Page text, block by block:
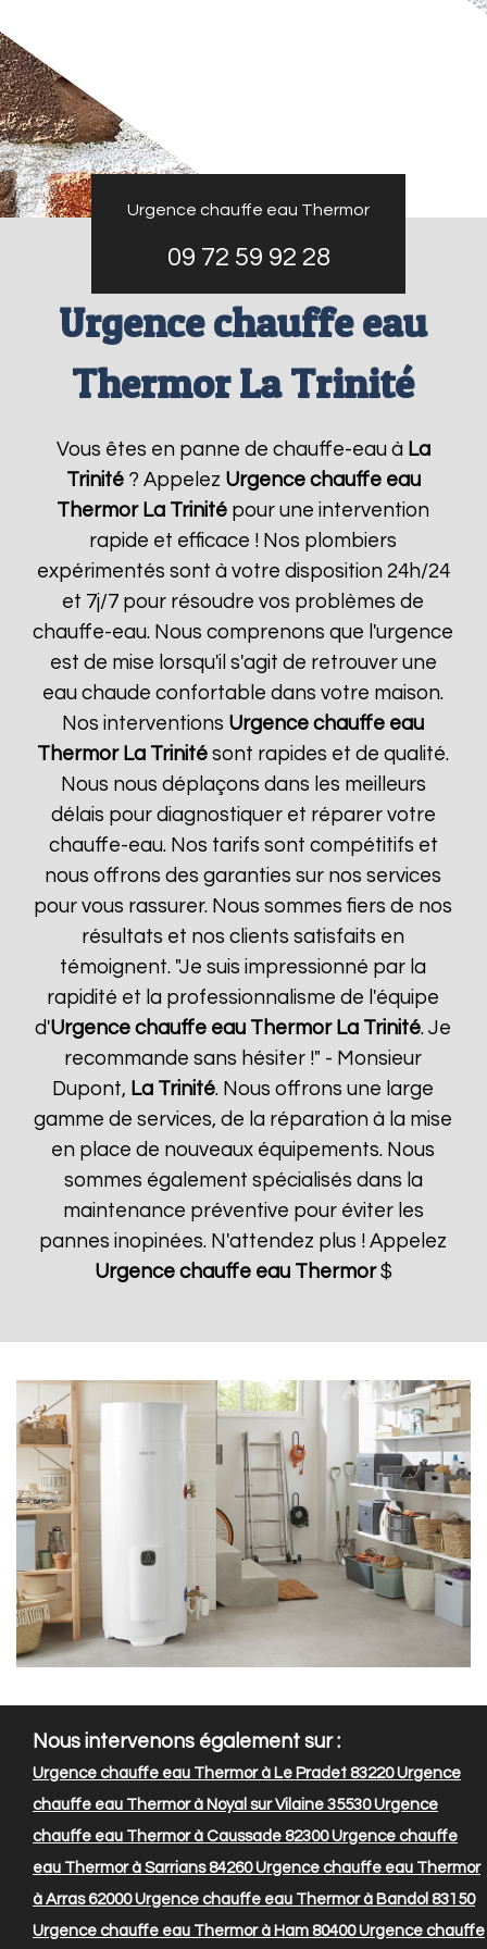
Urgence chauffe eau Thermor
09 72 59 92 28
Urgence chauffe eau
Thermor La Trinité
Vous êtes en panne de chauffe-eau à La
Trinité? Appelez Urgence chauffe eau
Thermor La Trinité pour une intervention
rapide et efficace ! Nos plombiers
expérimentés sont à votre disposition 24h/24
et 7j/7 pour résoudre vos problèmes de
chauffe-eau. Nous comprenons que l'urgence
est de mise lorsqu'il s'agit de retrouver une
eau chaude confortable dans votre maison.
Nos interventions Urgence chauffe eau
Thermor La Trinité sont rapides et de qualité.
Nous nous déplaçons dans les meilleurs
délais pour diagnostiquer et réparer votre
chauffe-eau. Nos tarifs sont compétitifs et
nous offrons des garanties sur nos services
pour vous rassurer. Nous sommes fiers de nos
résultats et nos clients satisfaits en
témoignent. "Je suis impressionné par la
rapidité et la professionnalisme de l'équipe
d'Urgence chauffe eau Thermor La Trinité. Je
recommande sans hésiter !" - Monsieur
Dupont, La Trinité. Nous offrons une large
gamme de services, de la réparation à la mise
en place de nouveaux équipements. Nous
sommes également spécialisés dans la
maintenance préventive pour éviter les
pannes inopinées. N'attendez plus ! Appelez
Urgence chauffe eau Thermor$
Nous intervenons également sur :
Urgence chauffe eau Thermor à Le Pradet 83220Urgence
chauffe eau Thermor à Noyal sur Vilaine 35530Urgence
chauffe eau Thermor à Caussade 82300Urgence chauffe
eau Thermor à Sarrians 84260Urgence chauffe eau Thermor
à Arras 62000Urgence chauffe eau Thermor à Bandol 83150
Urgence chauffe eau Thermor à Ham 80400Urgence chauffe